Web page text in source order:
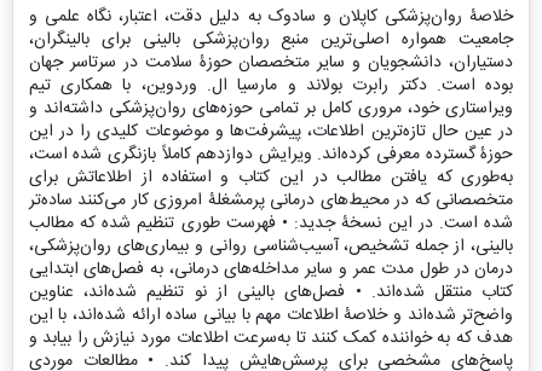
خلاصۀ روان‌پزشکی کاپلان و سادوک به دلیل دقت، اعتبار، نگاه علمی و
جامعیت همواره اصلی‌ترین منبع روان‌پزشکی بالینی برای بالینگران،
دستیاران، دانشجویان و سایر متخصصان حوزۀ سلامت در سرتاسر جهان
بوده است. دکتر رابرت بولاند و مارسیا ال. وردوین، با همکاری تیم
ویراستاری خود، مروری کامل بر تمامی حوزه‌های روان‌پزشکی داشته‌اند و
در عین حال تازه‌ترین اطلاعات، پیشرفت‌ها و موضوعات کلیدی را در این
حوزۀ گسترده معرفی کرده‌اند. ویرایش دوازدهم کاملاً بازنگری شده است،
به‌طوری که یافتن مطالب در این کتاب و استفاده از اطلاعاتش برای
متخصصانی که در محیط‌های درمانی پرمشغلۀ امروزی کار می‌کنند ساده‌تر
شده است. در این نسخۀ جدید: • فهرست طوری تنظیم شده که مطالب
بالینی، از جمله تشخیص، آسیب‌شناسی روانی و بیماری‌های روان‌پزشکی،
درمان در طول مدت عمر و سایر مداخله‌های درمانی، به فصل‌های ابتدایی
کتاب منتقل شده‌اند. • فصل‌های بالینی از نو تنظیم شده‌اند، عناوین
واضح‌تر شده‌اند و خلاصۀ اطلاعات مهم با بیانی ساده ارائه شده‌اند، با این
هدف که به خواننده کمک کنند تا به‌سرعت اطلاعات مورد نیازش را بیابد و
پاسخ‌های مشخصی برای پرسش‌هایش پیدا کند. • مطالعات موردی